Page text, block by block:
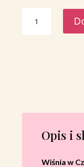
Wiśnie
w
Opis i
Wiśnia w